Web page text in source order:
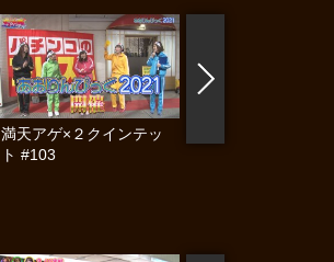
満天アゲ×２クインテッ
ト #103